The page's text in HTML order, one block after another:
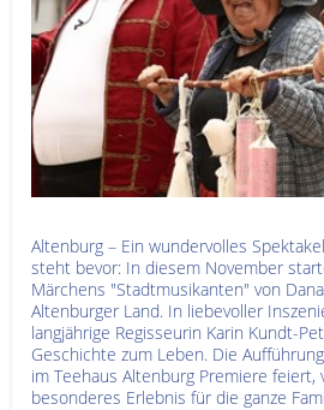
Altenburg – Ein wundervolles
steht bevor: In diesem November
Märchens "Stadtmusikanten" von
Altenburger Land. In liebevoller
langjährige Regisseurin Karin Kundt-
Geschichte zum Leben. Die
im Teehaus Altenburg Premiere feiert,
besonderes Erlebnis für die ganze